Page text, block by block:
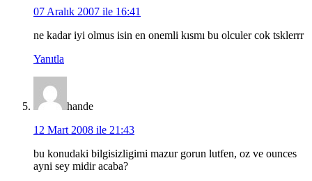
07 Aralık 2007 ile 16:41
ne kadar iyi olmus isin en onemli kısmı bu olculer cok tsklerrr
Yanıtla
hande
12 Mart 2008 ile 21:43
bu konudaki bilgisizligimi mazur gorun lutfen, oz ve ounces
ayni sey midir acaba?